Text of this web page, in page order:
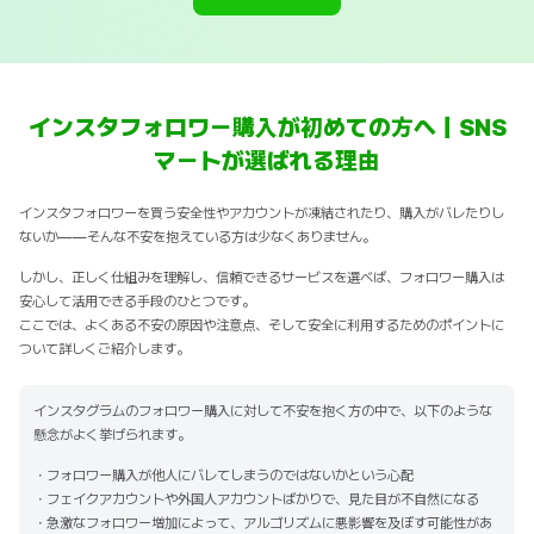
インスタフォロワー購入が初めての方へ｜SNS
マートが選ばれる理由
インスタフォロワーを買う安全性やアカウントが凍結されたり、購入がバレたりし
ないか——そんな不安を抱えている方は少なくありません。
しかし、正しく仕組みを理解し、信頼できるサービスを選べば、フォロワー購入は
安心して活用できる手段のひとつです。
ここでは、よくある不安の原因や注意点、そして安全に利用するためのポイントに
ついて詳しくご紹介します。
インスタグラムのフォロワー購入に対して不安を抱く方の中で、以下のような
懸念がよく挙げられます。
・フォロワー購入が他人にバレてしまうのではないかという心配
・フェイクアカウントや外国人アカウントばかりで、見た目が不自然になる
・急激なフォロワー増加によって、アルゴリズムに悪影響を及ぼす可能性があ